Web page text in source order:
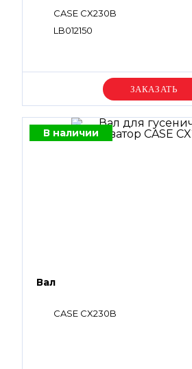
CASE CX230B
LB012150
Уточняйте цену
В наличии
Вал
CASE CX230B